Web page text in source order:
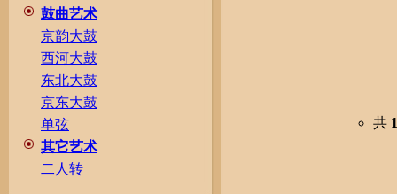
鼓曲艺术
京韵大鼓
西河大鼓
东北大鼓
京东大鼓
单弦
其它艺术
二人转
共 1